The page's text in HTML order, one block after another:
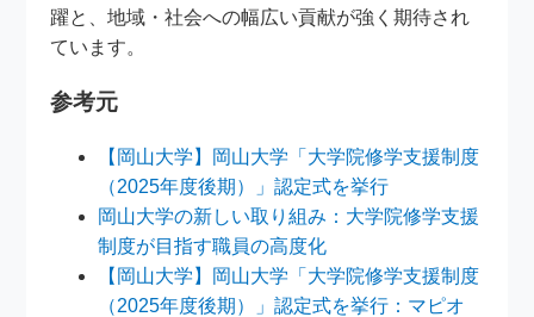
躍と、地域・社会への幅広い貢献が強く期待され
ています。
参考元
【岡山大学】岡山大学「大学院修学支援制度
（2025年度後期）」認定式を挙行
岡山大学の新しい取り組み：大学院修学支援
制度が目指す職員の高度化
【岡山大学】岡山大学「大学院修学支援制度
（2025年度後期）」認定式を挙行：マピオ